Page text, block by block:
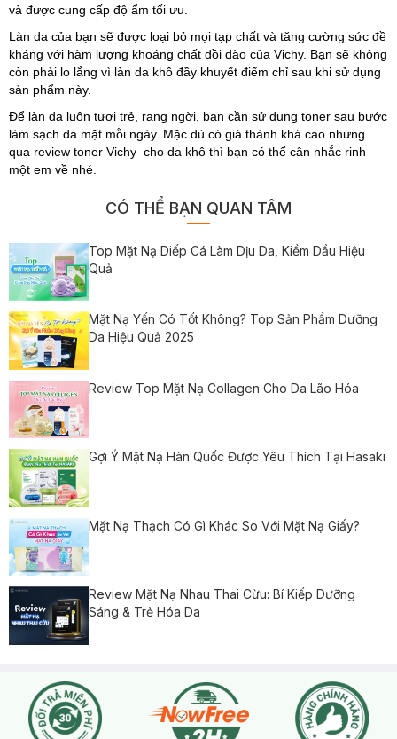
và được cung cấp độ ẩm tối ưu.
Làn da của bạn sẽ được loại bỏ mọi tạp chất và tăng cường sức đề
kháng với hàm lượng khoáng chất dồi dào của Vichy. Bạn sẽ không
còn phải lo lắng vì làn da khô đầy khuyết điểm chỉ sau khi sử dụng
sản phẩm này.
Để làn da luôn tươi trẻ, rạng ngời, bạn cần sử dụng toner sau bước
làm sạch da mặt mỗi ngày. Mặc dù có giá thành khá cao nhưng
qua review toner Vichy cho da khô thì bạn có thể cân nhắc rinh
một em về nhé.
CÓ THỂ BẠN QUAN TÂM
Top Mặt Nạ Diếp Cá Làm Dịu Da, Kiềm Dầu Hiệu
Quả
Mặt Nạ Yến Có Tốt Không? Top Sản Phẩm Dưỡng
Da Hiệu Quả 2025
Review Top Mặt Nạ Collagen Cho Da Lão Hóa
Gợi Ý Mặt Nạ Hàn Quốc Được Yêu Thích Tại Hasaki
Mặt Nạ Thạch Có Gì Khác So Với Mặt Nạ Giấy?
Review Mặt Nạ Nhau Thai Cừu: Bí Kiếp Dưỡng
Sáng & Trẻ Hóa Da